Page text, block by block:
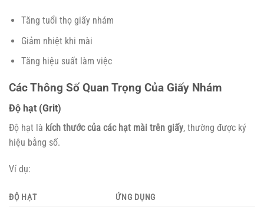
Tăng tuổi thọ giấy nhám
Giảm nhiệt khi mài
Tăng hiệu suất làm việc
Các Thông Số Quan Trọng Của Giấy Nhám
Độ hạt (Grit)
Độ hạt là kích thước của các hạt mài trên giấy, thường được ký
hiệu bằng số.
Ví dụ:
ĐỘ HẠT
ỨNG DỤNG